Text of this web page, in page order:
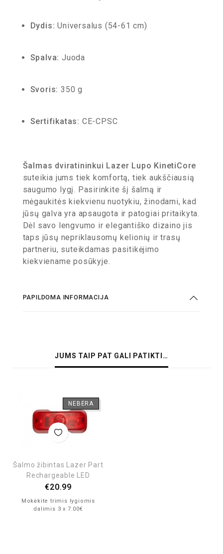
Dydis: Universalus (54-61 cm)
Spalva: Juoda
Svoris: 350 g
Sertifikatas: CE-CPSC
Šalmas dviratininkui Lazer Lupo KinetiCore
suteikia jums tiek komfortą, tiek aukščiausią
saugumo lygį. Pasirinkite šį šalmą ir
mėgaukitės kiekvienu nuotykiu, žinodami, kad
jūsų galva yra apsaugota ir patogiai pritaikyta.
Dėl savo lengvumo ir elegantiško dizaino jis
taps jūsų nepriklausomų kelionių ir trasų
partneriu, suteikdamas pasitikėjimo
kiekviename posūkyje.
PAPILDOMA INFORMACIJA
JUMS TAIP PAT GALI PATIKTI…
NEBĖRA
Šalmo žibintas Lazer Part
Rechargeable LED
€20.99
Mokėkite trimis lygiomis
dalimis 3 x 7.00€